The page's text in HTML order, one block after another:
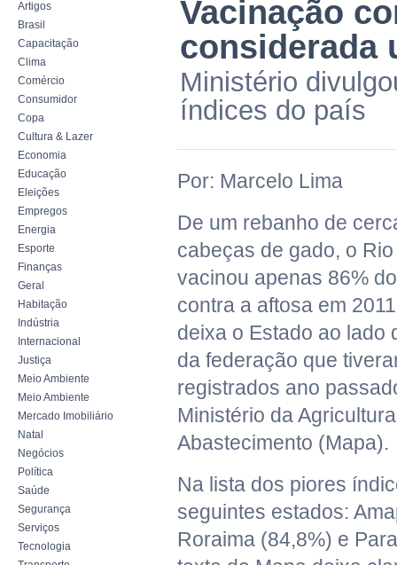
Artigos
Brasil
Capacitação
Clima
Comércio
Consumidor
Copa
Cultura & Lazer
Economia
Educação
Eleições
Empregos
Energia
Esporte
Finanças
Geral
Habitação
Indústria
Internacional
Justiça
Meio Ambiente
Meio Ambiente
Mercado Imobiliário
Natal
Negócios
Política
Saúde
Segurança
Serviços
Tecnologia
Vacinação
considerada
Ministério
índices do país
Por: Marcelo Lima
De um rebanho de
cabeças de gado, o
vacinou apenas 86%
contra a aftosa em
deixa o Estado ao lado
da federação que
registrados ano
Ministério da
Abastecimento (Mapa).
Na lista dos piores
seguintes estados:
Roraima (84,8%) e